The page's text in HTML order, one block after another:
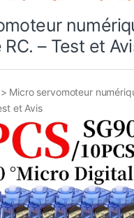
– Test et
Micro servomoteur
et Avis